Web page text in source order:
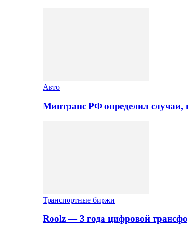
Авто
Минтранс РФ определил случаи,
Транспортные биржи
Roolz — 3 года цифровой